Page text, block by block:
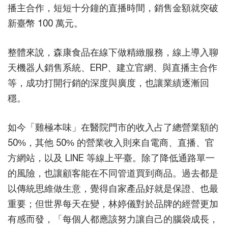
播主合作，短短十分鐘的直播時間，銷售金額就突破
新臺幣 100 萬元。
整體來說，森康食品在線下做精緻服務，線上導入聊
天機器人銷售系統、ERP、建立官網、與直播主合作
等，成功打開行銷的深度與廣度，也讓業績逐漸回
穩。
如今「雞極本味」在醫院門市的收入占了總營業額的
50%，其他 50% 的營業收入則來自電商、直播、官
方網站，以及 LINE 等線上平臺。除了降低通路單一
的風險，也讓顧客能在不同管道買到商品。過去都是
以傳統思維做生意，覺得自家產品好就是保證、也最
重要；但世界每天在變，林婷儀對於品牌的經營更加
有感而發，「每個人都應該努力讓自己的腦袋成長，